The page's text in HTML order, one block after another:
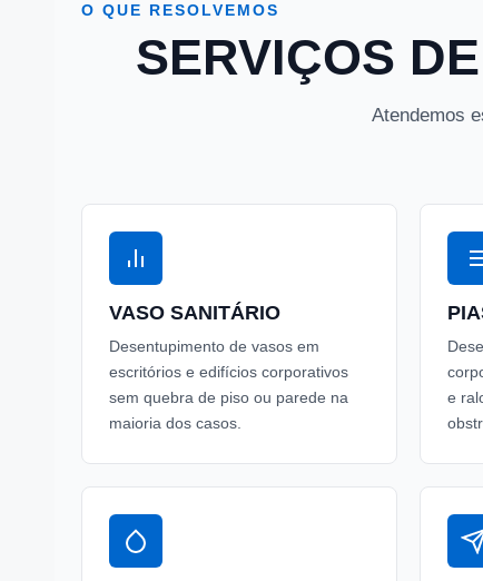
O QUE RESOLVEMOS
SERVIÇOS
Atendemos
VASO SANITÁRIO
Desentupimento de vasos em
escritórios e edifícios corporativos
sem quebra de piso ou parede na
maioria dos casos.
e